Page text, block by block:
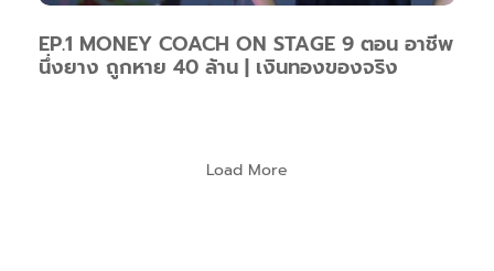
EP.1 MONEY COACH ON STAGE 9 ตอน อาชีพ
นึ่งยาง ถูกหาย 40 ล้าน | เงินทองของจริง
Load More